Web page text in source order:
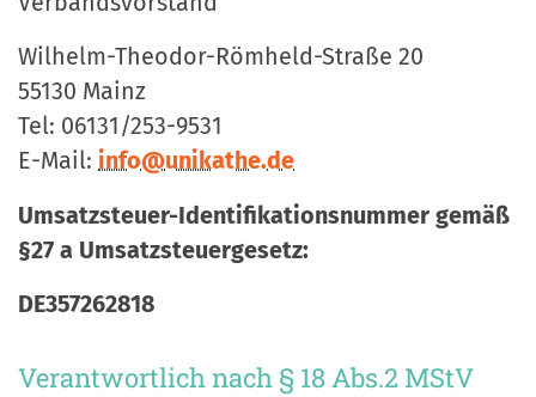
Wilhelm-Theodor-Römheld-Straße 20
55130 Mainz
Tel: 06131/253-9531
E-Mail: info@unikathe.de
Umsatzsteuer-Identifikationsnummer gemäß
§27 a Umsatzsteuergesetz:
DE357262818
Verantwortlich nach § 18 Abs.2 MStV